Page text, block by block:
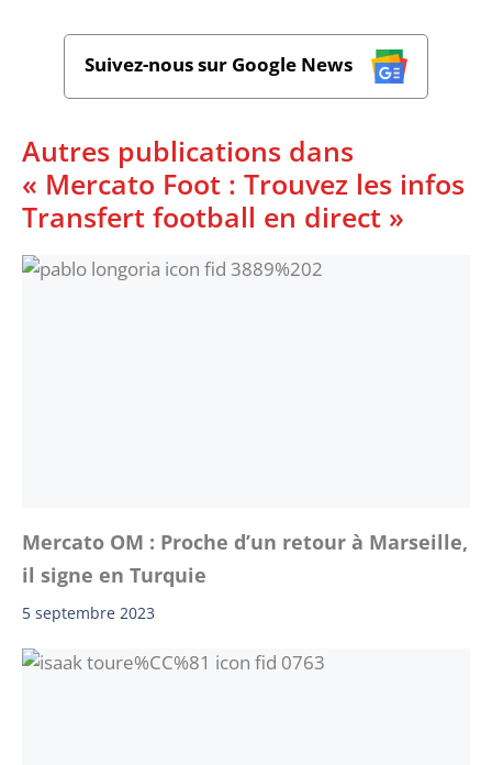
Suivez-nous sur Google News
Autres publications dans
« Mercato Foot : Trouvez les infos
Transfert football en direct »
Mercato OM : Proche d’un retour à Marseille,
il signe en Turquie
5 septembre 2023